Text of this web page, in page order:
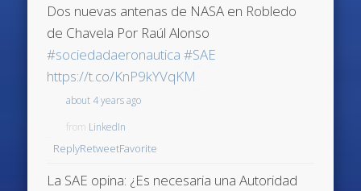
Dos nuevas antenas de NASA en Robledo
de Chavela Por Raúl Alonso
#sociedadaeronautica #SAE
https://t.co/KnP9kYVqKM
about 4 years ago
from LinkedIn
ReplyRetweetFavorite
La SAE opina: ¿Es necesaria una Autoridad